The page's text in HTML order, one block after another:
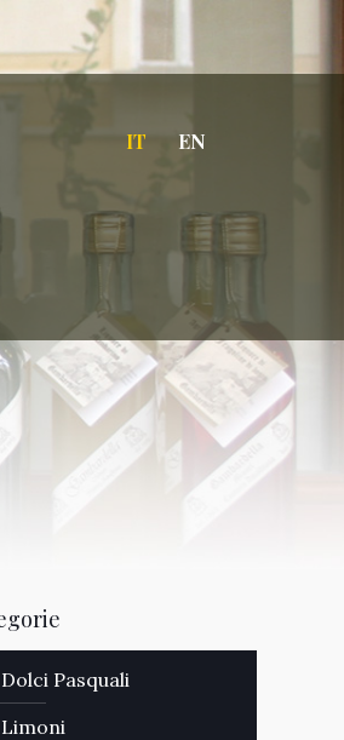
IT EN
Dolci Pasquali
Limoni